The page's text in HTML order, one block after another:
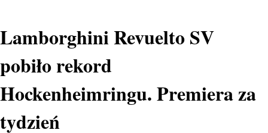
Lamborghini Revuelto SV
pobiło rekord
Hockenheimringu. Premiera za
tydzień